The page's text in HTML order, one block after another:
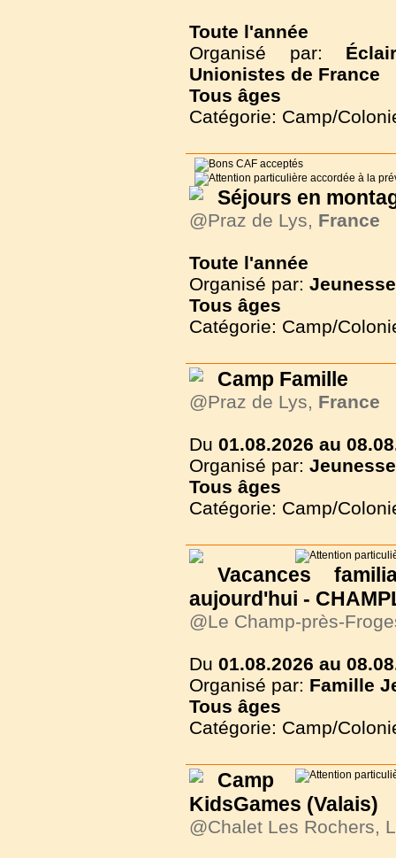
Toute l'année
Organisé par:
Unionistes de France
Tous âges
Catégorie: Camp/
Séjours en
@Praz de Lys, France
Toute l'année
Organisé par:
Tous âges
Catégorie: Camp/
Camp Famille
@Praz de Lys, France
Du 01.08.2026 au
Organisé par:
Tous âges
Catégorie: Camp/
Vacances
aujourd'hui -
@Le Champ-près-
Du 01.08.2026 au
Organisé par: Famille
Tous âges
Catégorie: Camp/
Camp
KidsGames (Valais)
@Chalet Les Rochers,